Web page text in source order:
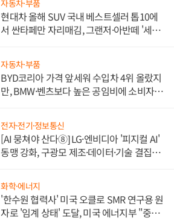
자동차·부품
현대차 올해 SUV 국내 베스트셀러 톱10에
서 싼타페만 자리매김, 그랜저·아반떼 '세단
자동차·부품
BYD코리아 가격 앞세워 수입차 4위 올랐지
만, BMW·벤츠보다 높은 공임비에 소비자
전자·전기·정보통신
[AI 뭉쳐야 산다⑧] LG·엔비디아 '피지컬 AI'
동맹 강화, 구광모 제조·데이터·기술 결집
화학·에너지
'한수원 협력사' 미국 오클로 SMR 연구용 원
자로 '임계 상태' 도달, 미국 에너지부 "중요